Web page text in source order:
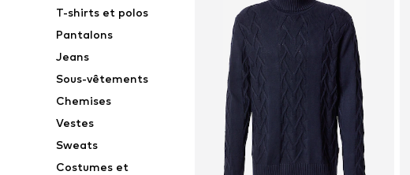
T-shirts et polos
Pantalons
Jeans
Sous-vêtements
Chemises
Vestes
Sweats
Costumes et